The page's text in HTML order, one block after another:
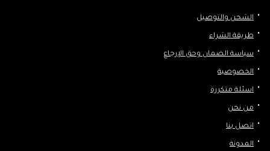
الشحن والتوصيل
طريقة الشراء
سياسة الضمان وحق الإرجاع
الخصوصية
اسئلة متكررة
من نحن
اتصل بنا
المدونة